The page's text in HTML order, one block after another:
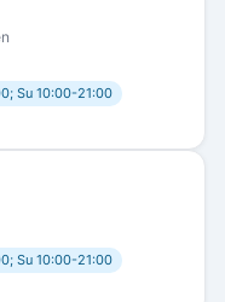
Su 10:00-21:00
Su 10:00-21:00